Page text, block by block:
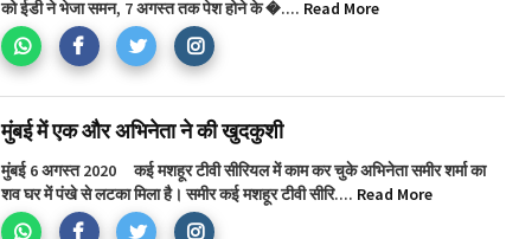
को ईडी ने भेजा समन, 7 अगस्त तक पेश होने के �.... Read More
मुंबई में एक और अभिनेता ने की खुदकुशी
मुंबई 6 अगस्त 2020 कई मशहूर टीवी सीरियल में काम कर चुके अभिनेता समीर शर्मा का
शव घर में पंखे से लटका मिला है। समीर कई मशहूर टीवी सीरि.... Read More